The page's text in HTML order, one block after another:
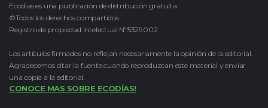
Ecodías es una publicación de distribución gratuita.
©Todos los derechos compartidos.
Registro de propiedad intelectual Nº5329002
Los artículos firmados no reflejan necesariamente la opinión de la editorial.
Agradecemos citar la fuente cuando reproduzcan este material y enviar
una copia a la editorial.
CONOCE MAS SOBRE ECODÍAS!